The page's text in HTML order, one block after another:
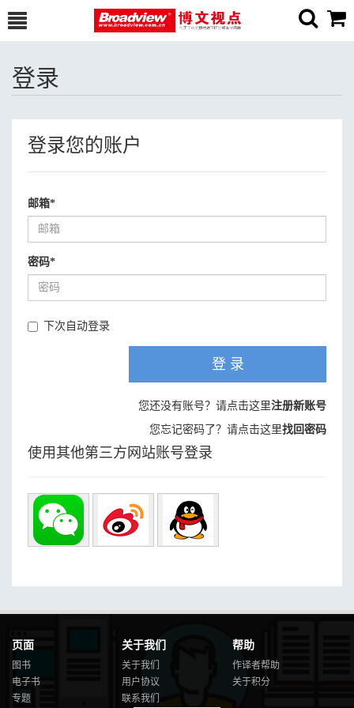
登录
登录您的账户
邮箱*
密码*
下次自动登录
登 录
您还没有账号？请点击这里注册新账号
您忘记密码了？请点击这里找回密码
使用其他第三方网站账号登录
页面
图书
电子书
专题
关于我们
关于我们
用户协议
联系我们
帮助
作译者帮助
关于积分